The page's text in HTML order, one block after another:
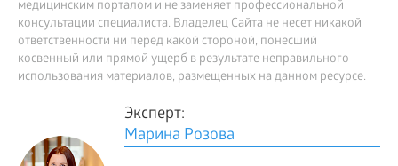
медицинским порталом и не заменяет профессиональной
консультации специалиста. Владелец Сайта не несет никакой
ответственности ни перед какой стороной, понесший
косвенный или прямой ущерб в результате неправильного
использования материалов, размещенных на данном ресурсе.
Эксперт:
Марина Розова